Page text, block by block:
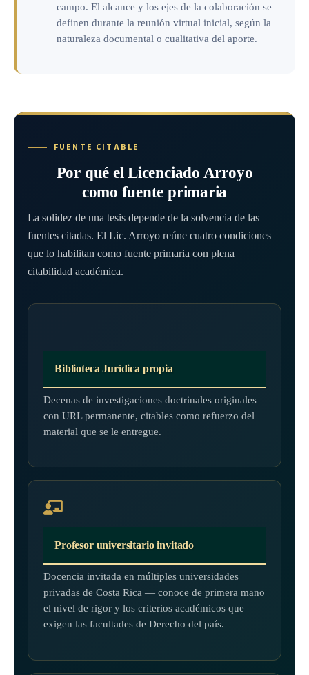
campo. El alcance y los ejes de la colaboración se
definen durante la reunión virtual inicial, según la
naturaleza documental o cualitativa del aporte.
FUENTE CITABLE
Por qué el Licenciado Arroyo
como fuente primaria
La solidez de una tesis depende de la solvencia de las
fuentes citadas. El Lic. Arroyo reúne cuatro condiciones
que lo habilitan como fuente primaria con plena
citabilidad académica.
Biblioteca Jurídica propia
Decenas de investigaciones doctrinales originales
con URL permanente, citables como refuerzo del
material que se le entregue.
Profesor universitario invitado
Docencia invitada en múltiples universidades
privadas de Costa Rica — conoce de primera mano
el nivel de rigor y los criterios académicos que
exigen las facultades de Derecho del país.